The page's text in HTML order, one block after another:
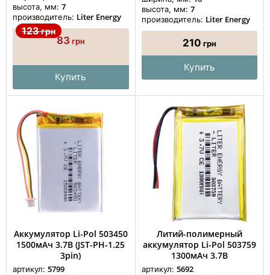
высота, мм: 7
производитель: Liter Energy
83грн
123грн
Купить
высота, мм: 7
производитель: Liter Energy
210 грн
Купить
Аккумулятор Li-Pol 503450
1500мАч 3.7В (JST-PH-1.25
3pin)
артикул: 5799
Литий-полимерный
аккумулятор Li-Pol 503759
1300мАч 3.7В
артикул: 5692